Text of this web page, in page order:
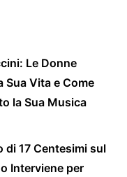
Le Donne
Sua Vita e Come
la Sua Musica
di 17 Centesimi sul
Interviene per